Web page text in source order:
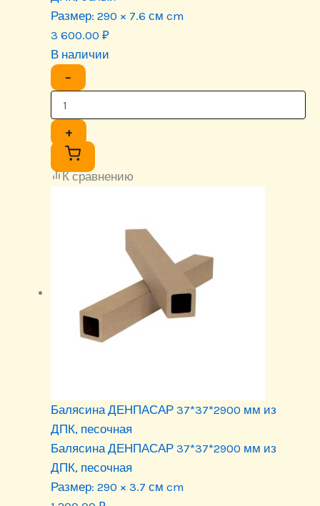
Размер: 290 × 7.6 см cm
3 600.00 ₽
В наличии
−
+
К сравнению
Балясина ДЕНПАСАР 37*37*2900 мм из
ДПК, песочная
Балясина ДЕНПАСАР 37*37*2900 мм из
ДПК, песочная
Размер: 290 × 3.7 см cm